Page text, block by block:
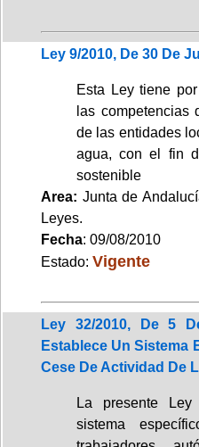
Ley 9/2010, De 30 De
Esta Ley tiene
las competencias
de las entidades
agua, con el fin
sostenible
Area: Junta de
Leyes.
Fecha: 09/08/2010
Estado: Vigente
Ley 32/2010, De 5
Establece Un Sistema
Cese De Actividad De
La presente
sistema